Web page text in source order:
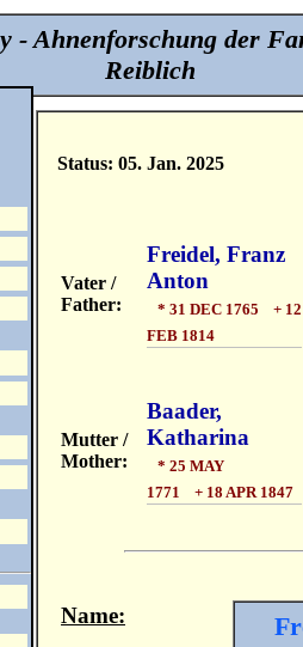
- Ahnenforschung der
Reiblich
Status: 05. Jan. 2025
Vater /
Father:
Freidel, Franz
Anton
* 31 DEC 1765 + 12
FEB 1814
Mutter /
Mother:
Baader,
Katharina
* 25 MAY
1771 + 18 APR 1847
Name: